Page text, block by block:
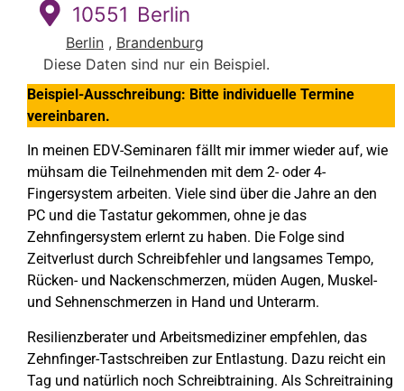
10551 Berlin
Berlin , Brandenburg
Diese Daten sind nur ein Beispiel.
Beispiel-Ausschreibung: Bitte individuelle Termine
vereinbaren.
In meinen EDV-Seminaren fällt mir immer wieder auf, wie
mühsam die Teilnehmenden mit dem 2- oder 4-
Fingersystem arbeiten. Viele sind über die Jahre an den
PC und die Tastatur gekommen, ohne je das
Zehnfingersystem erlernt zu haben. Die Folge sind
Zeitverlust durch Schreibfehler und langsames Tempo,
Rücken- und Nackenschmerzen, müden Augen, Muskel-
und Sehnenschmerzen in Hand und Unterarm.
Resilienzberater und Arbeitsmediziner empfehlen, das
Zehnfinger-Tastschreiben zur Entlastung. Dazu reicht ein
Tag und natürlich noch Schreibtraining. Als Schreitraining